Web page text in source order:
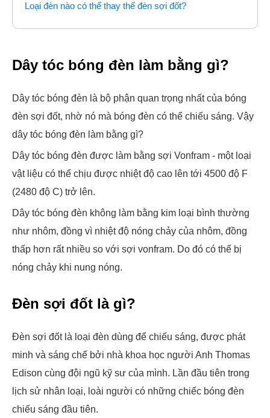
Loại đèn nào có thể thay thế đèn sợi đốt?
Dây tóc bóng đèn làm bằng gì?
Dây tóc bóng đèn là bộ phận quan trọng nhất của bóng
đèn sợi đốt, nhờ nó mà bóng đèn có thể chiếu sáng. Vậy
dây tóc bóng đèn làm bằng gì?
Dây tóc bóng đèn được làm bằng sợi Vonfram - một loại
vật liệu có thể chịu được nhiệt độ cao lên tới 4500 độ F
(2480 độ C) trở lên.
Dây tóc bóng đèn không làm bằng kim loại bình thường
như nhôm, đồng vì nhiệt độ nóng chảy của nhôm, đồng
thấp hơn rất nhiều so với sợi vonfram. Do đó có thể bị
nóng chảy khi nung nóng.
Đèn sợi đốt là gì?
Đèn sợi đốt là loại đèn dùng để chiếu sáng, được phát
minh và sáng chế bởi nhà khoa học người Anh Thomas
Edison cùng đội ngũ kỹ sư của mình. Lần đầu tiên trong
lịch sử nhân loại, loài người có những chiếc bóng đèn
chiếu sáng đầu tiên.